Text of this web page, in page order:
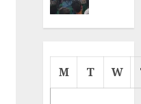
Cermin
M T W